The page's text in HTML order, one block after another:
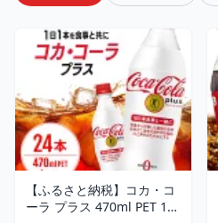
【ふるさと納税】コカ・コ
ーラ プラス 470ml PET 1ケ